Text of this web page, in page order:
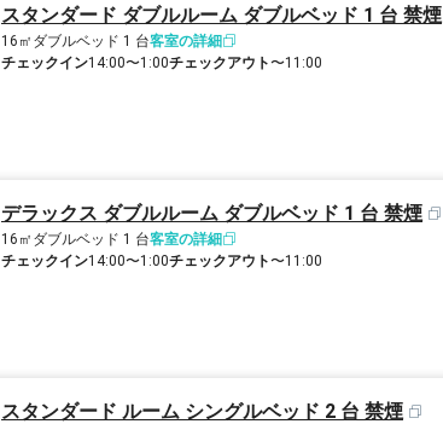
スタンダード ダブルルーム ダブルベッド 1 台 禁煙
16㎡ ダブルベッド 1 台客室の詳細
チェックイン14:00〜1:00チェックアウト〜11:00
デラックス ダブルルーム ダブルベッド 1 台 禁煙
16㎡ ダブルベッド 1 台客室の詳細
チェックイン14:00〜1:00チェックアウト〜11:00
スタンダード ルーム シングルベッド 2 台 禁煙